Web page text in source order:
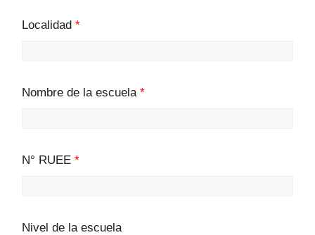
Localidad *
Nombre de la escuela *
N° RUEE *
Nivel de la escuela